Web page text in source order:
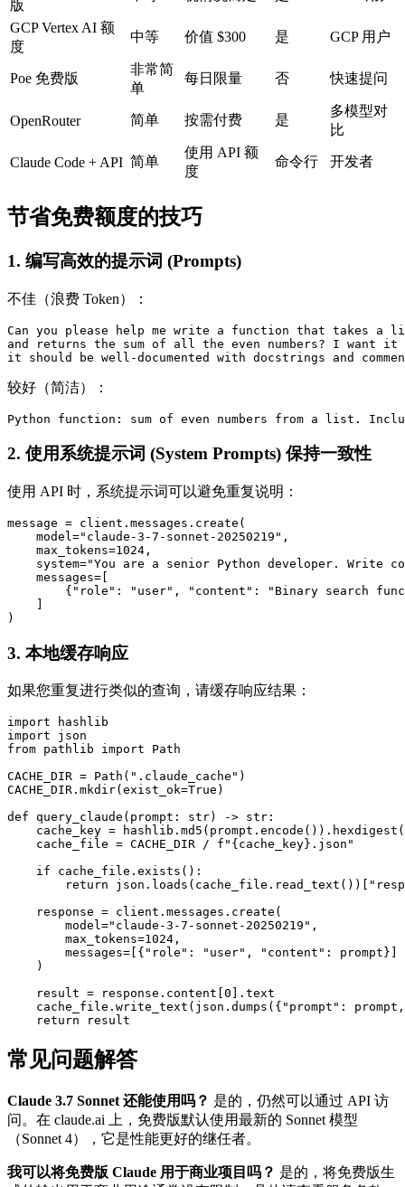
版
GCP Vertex AI 额
度
中等 价值 $300 是 GCP 用户
Poe 免费版
非常简
单
每日限量 否 快速提问
OpenRouter 简单 按需付费 是
多模型对
比
Claude Code + API 简单
使用 API 额
度
命令行 开发者
节省免费额度的技巧
1. 编写高效的提示词 (Prompts)
不佳（浪费 Token）：
Can you please help me write a function that takes a
and returns the sum of all the even numbers? I want it
较好（简洁）：
2. 使用系统提示词 (System Prompts) 保持一致性
使用 API 时，系统提示词可以避免重复说明：
message = client.messages.create(
    model="claude-3-7-sonnet-20250219",
    max_tokens=1024,
system="You are a senior Python developer. Write
    messages=[
{"role": "user", "content": "Binary search
3. 本地缓存响应
如果您重复进行类似的查询，请缓存响应结果：
import hashlib
import json
from pathlib import Path
CACHE_DIR = Path(".claude_cache")
CACHE_DIR.mkdir(exist_ok=True)
def query_claude(prompt: str) -> str:
cache_key =
    cache_file = CACHE_DIR / f"{cache_key}.json"
    if cache_file.exists():
return
    response = client.messages.create(
        model="claude-3-7-sonnet-20250219",
        max_tokens=1024,
        messages=[{"role": "user", "content": prompt}]
    )
    result = response.content[0].text
cache_file.write_text(json.dumps({"prompt":
常见问题解答
Claude 3.7 Sonnet 还能使用吗？ 是的，仍然可以通过 API 访
问。在 claude.ai 上，免费版默认使用最新的 Sonnet 模型
（Sonnet 4），它是性能更好的继任者。
我可以将免费版 Claude 用于商业项目吗？ 是的，将免费版生